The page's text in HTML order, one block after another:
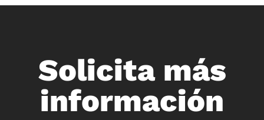
Solicita más
información